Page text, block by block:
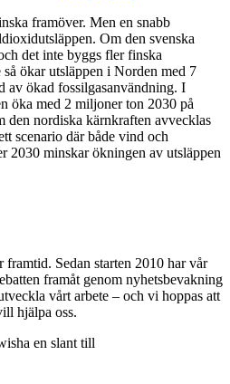
framöver. Men en snabb
Om den svenska
det inte byggs fler finska
ökar utsläppen i Norden med 7
av ökad fossilgasanvändning. I
öka med 2 miljoner ton 2030 på
den nordiska kärnkraften avvecklas
scenario där både vind och
2030 minskar ökningen av utsläppen
Sedan starten 2010 har vår
framåt genom nyhetsbevakning
vårt arbete – och vi hoppas att
hjälpa oss.
en slant till